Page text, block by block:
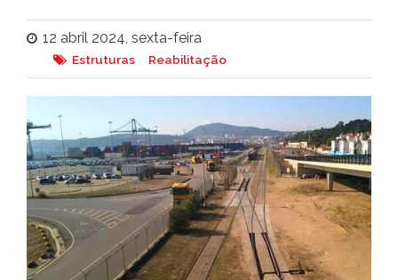
12 abril 2024, sexta-feira
Estruturas Reabilitação